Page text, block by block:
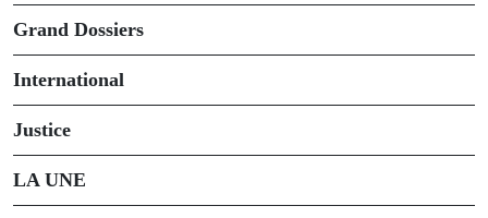
Grand Dossiers
International
Justice
LA UNE